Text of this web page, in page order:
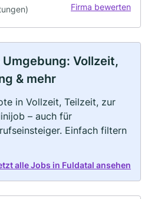
Firma bewerten
Umgebung: Vollzeit,
& mehr
in Vollzeit, Teilzeit, zur
– auch für
Einfach filtern
alle Jobs in Fuldatal ansehen